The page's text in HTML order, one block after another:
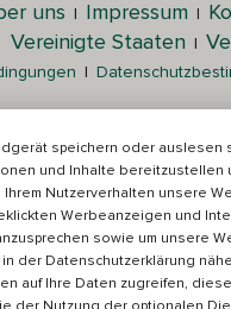
uns | Impressum |
Vereinigte Staaten |
|
wir persönlich bestimmte
der Betreuer. Bitte
Care.com Europe GmbH,
7, 80687
speichern oder
und Inhalte
Nutzerverhalten unsere
Werbeanzeigen und
sowie um unsere
Datenschutzerklärung
auf Ihre Daten zugreifen,